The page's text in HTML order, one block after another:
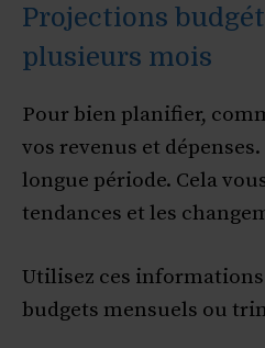
Projections
plusieurs mois
Pour bien planifier,
vos revenus et
longue période. Cela
tendances et les
Utilisez ces
budgets mensuels ou